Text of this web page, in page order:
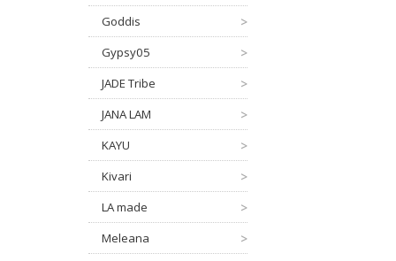
Goddis >
Gypsy05 >
JADE Tribe >
JANA LAM >
KAYU >
Kivari >
LA made >
Meleana >